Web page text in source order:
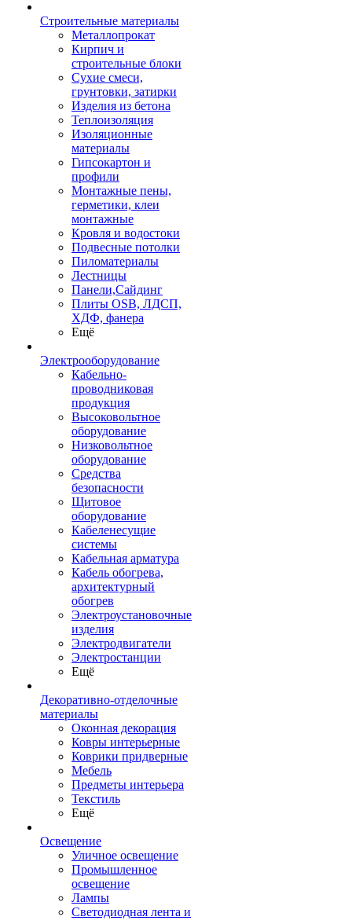
Строительные материалы
Металлопрокат
Кирпич и
строительные блоки
Сухие смеси,
грунтовки, затирки
Изделия из бетона
Теплоизоляция
Изоляционные
материалы
Гипсокартон и
профили
Монтажные пены,
герметики, клеи
монтажные
Кровля и водостоки
Подвесные потолки
Пиломатериалы
Лестницы
Панели,Сайдинг
Плиты OSB, ЛДСП,
ХДФ, фанера
Ещё
Электрооборудование
Кабельно-
проводниковая
продукция
Высоковольтное
оборудование
Низковольтное
оборудование
Средства
безопасности
Щитовое
оборудование
Кабеленесущие
системы
Кабельная арматура
Кабель обогрева,
архитектурный
обогрев
Электроустановочные
изделия
Электродвигатели
Электростанции
Ещё
Декоративно-отделочные
материалы
Оконная декорация
Ковры интерьерные
Коврики придверные
Мебель
Предметы интерьера
Текстиль
Ещё
Освещение
Уличное освещение
Промышленное
освещение
Лампы
Светодиодная лента и